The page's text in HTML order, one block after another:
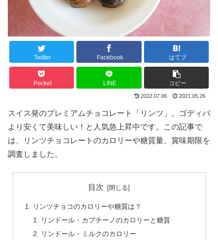
Twitter Facebook はてブ
Pocket LINE コピー
2022.07.06 2021.05.26
スイス発のプレミアムチョコレート「リンツ」。ゴディバ
より安くて美味しい！と人気急上昇中です。この記事で
は、リンツチョコレートのカロリーや糖質量、賞味期限を
調査しました。
目次
リンツチョコのカロリーや糖質は？
リンドール・カプチーノのカロリーと糖質
リンドール・ミルクのカロリー